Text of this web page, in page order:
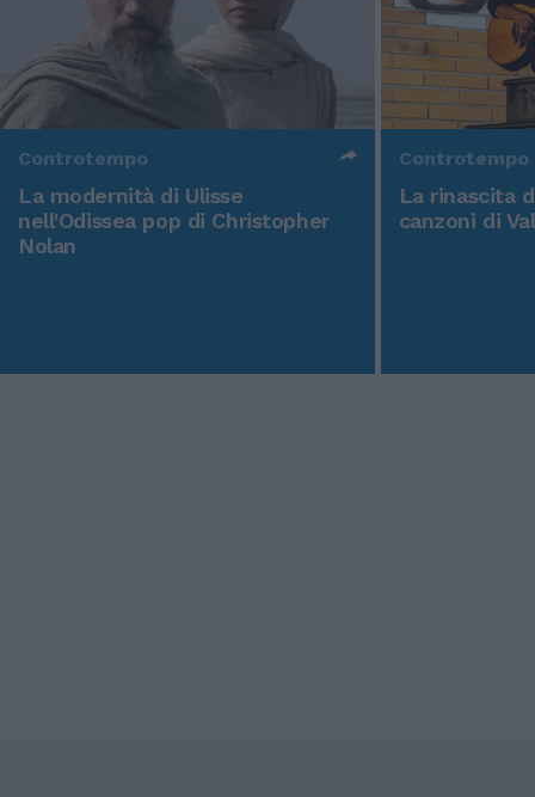
Controtempo
La modernità di Ulisse
nell'Odissea pop di Christopher
Nolan
Controtempo
La rinascita
canzoni di